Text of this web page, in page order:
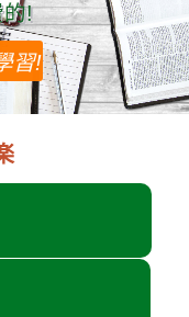
的!
的!
習!